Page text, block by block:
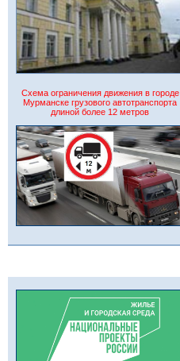
Схема ограничения движения в городе
Мурманске грузового автотранспорта
длиной более 12 метров